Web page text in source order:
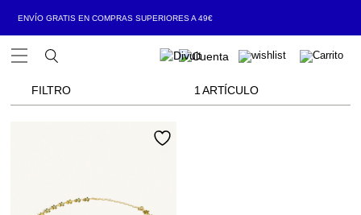
ENVÍO GRATIS EN COMPRAS SUPERIORES A 49€
Open Menu
FILTRO 1 ARTÍCULO